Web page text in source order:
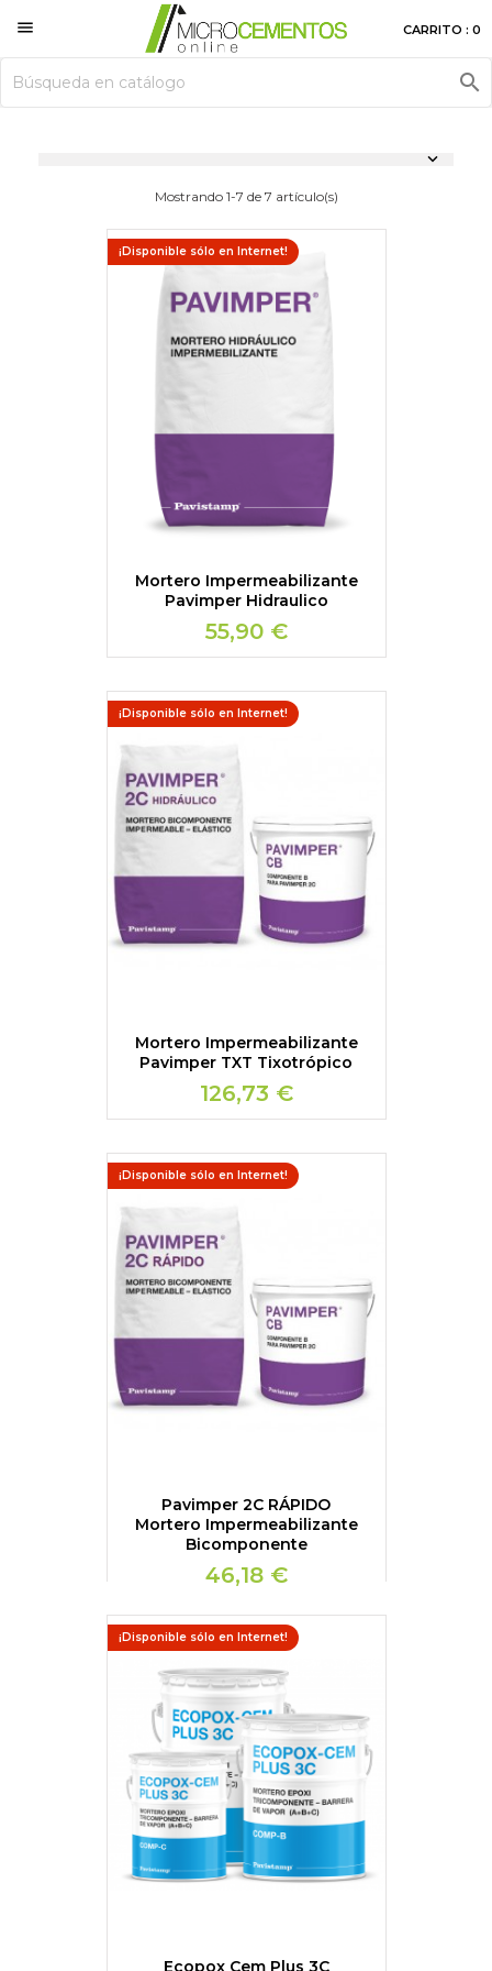
 CARRITO : 0


Mostrando 1-7 de 7 artículo(s)
Mortero Impermeabilizante
Pavimper Hidraulico
55,90 €
¡Disponible sólo en Internet!
Mortero Impermeabilizante
Pavimper TXT Tixotrópico
126,73 €
¡Disponible sólo en Internet!
Pavimper 2C RÁPIDO
Mortero Impermeabilizante
Bicomponente
46,18 €
¡Disponible sólo en Internet!
Ecopox Cem Plus 3C
¡Disponible sólo en Internet!